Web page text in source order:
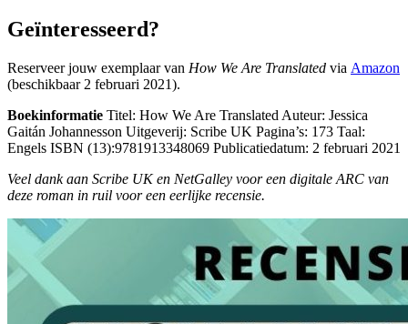
Geïnteresseerd?
Reserveer jouw exemplaar van How We Are Translated via Amazon
(beschikbaar 2 februari 2021).
Boekinformatie Titel: How We Are Translated Auteur: Jessica
Gaitán Johannesson Uitgeverij: Scribe UK Pagina’s: 173 Taal:
Engels ISBN (13):9781913348069 Publicatiedatum: 2 februari 2021
Veel dank aan Scribe UK en NetGalley voor een digitale ARC van
deze roman in ruil voor een eerlijke recensie.